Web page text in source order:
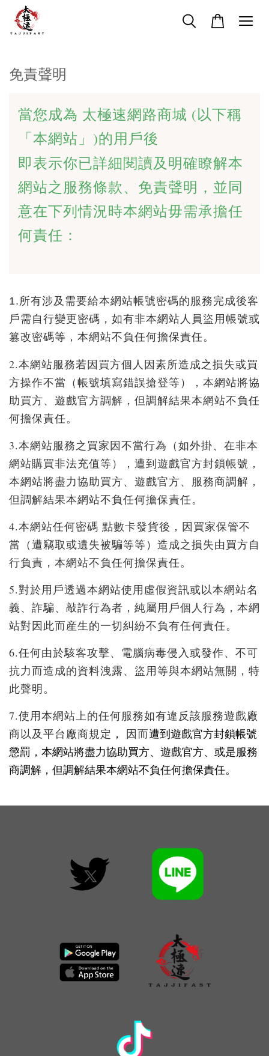
免責聲明
當您成為 太極速網路商城 (以下稱
「本網站」)的用戶後
即表示你已詳細閱讀及明確瞭解本
網站之服務條款、免責聲明，並同
意在下列情況時本網站毋需承擔任
何責任：
1.所有涉及需要給本網站帳號密碼的服務完成後客
戶需自行變更密碼，如有非本網站人員盜用帳號或
篡改密碼等，本網站不負任何擔保責任。
2.本網站服務若因買方個人因素所造成之損失或買
方操作不當（帳號填寫錯誤搶登等），本網站將協
助買方、遊戲官方調解，但調解結果本網站不負任
何擔保責任。
3.本網站服務之買家因不當行為（如外掛、在非本
網站購買非法充值等），遭到遊戲官方封鎖帳號，
本網站將盡力協助買方、遊戲官方、服務商調解，
但調解結果本網站不負任何擔保責任。
4.本網站任何密碼 點數卡發貨後，因買家保管不
當（遭竊取或遺失被騙等等）造成之損失由買方自
行負責，本網站不負任何擔保責任。
5.對於用戶透過本網站使用虛假資訊或以本網站名
義、詐騙、敲詐行為者，純屬用戶個人行為，本網
站對因此而産生的一切糾紛不負有任何責任。
6.任何由於駭客攻擊、電腦病毒侵入或發作、不可
抗力而造成的資料洩露、盜用等與本網站無關，特
此聲明。
7.使用本網站上的任何服務如有違反該服務遊戲廠
商以及平台廠商規定 ， 因而遭到遊戲官方封鎖帳號
懲罰，本網站將盡力協助買方、遊戲官方、或是服務
商調解，但調解結果本網站不負任何擔保責任。